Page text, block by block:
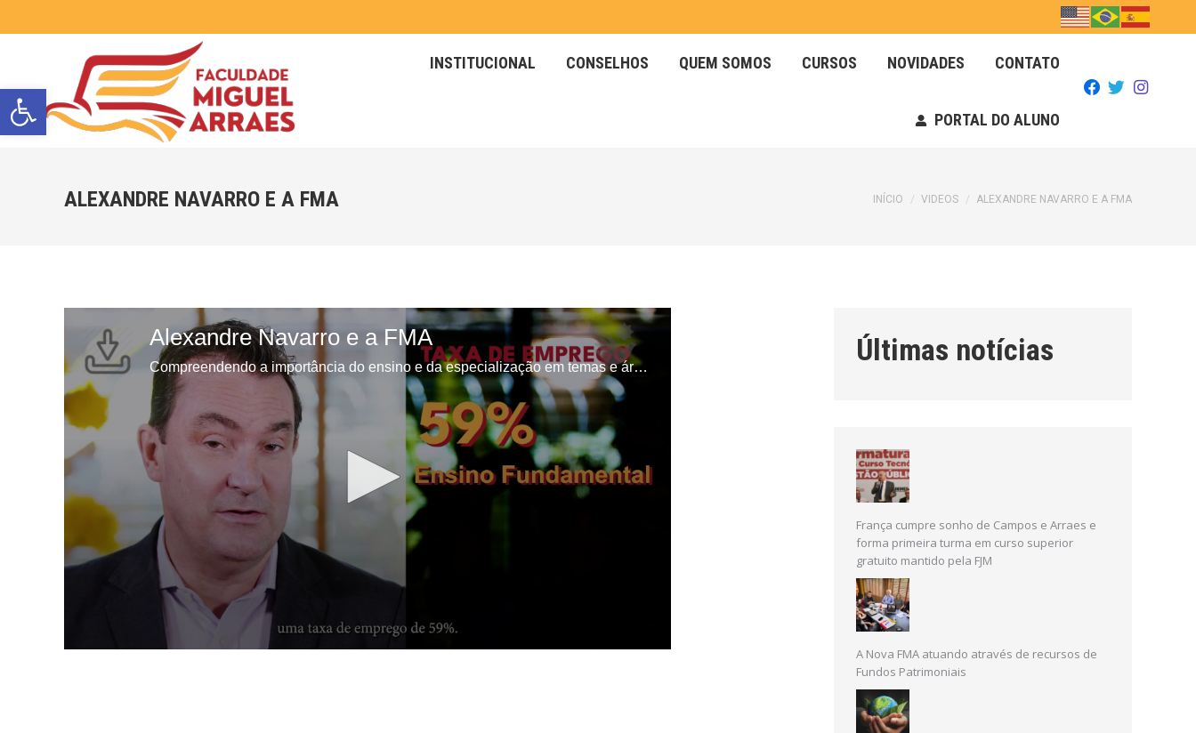
Barra de Ferramentas Aberta
INSTITUCIONAL CONSELHOS QUEM SOMOS CURSOS NOVIDADES CONTATO
PORTAL DO ALUNO
ALEXANDRE NAVARRO E A FMA Você está aqui:
INÍCIO VIDEOS ALEXANDRE NAVARRO E A FMA
Últimas notícias
França cumpre sonho de Campos e Arraes e
forma primeira turma em curso superior
gratuito mantido pela FJM
A Nova FMA atuando através de recursos de
Fundos Patrimoniais
INSTITUCIONAL CONSELHOS QUEM SOMOS CURSOS NOVIDADES CONTATO